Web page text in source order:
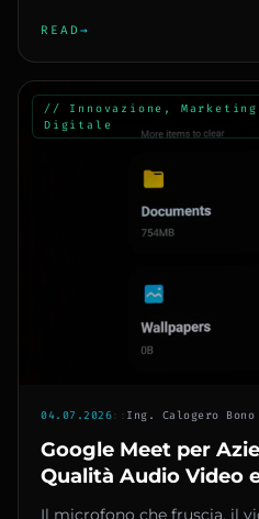
READ →
// Innovazione, Marketing
Digitale
04.07.2026:: Ing. Calogero Bono
Google Meet per
Qualità Audio Video
Riunioni Professionali
Il microfono che fruscia, il